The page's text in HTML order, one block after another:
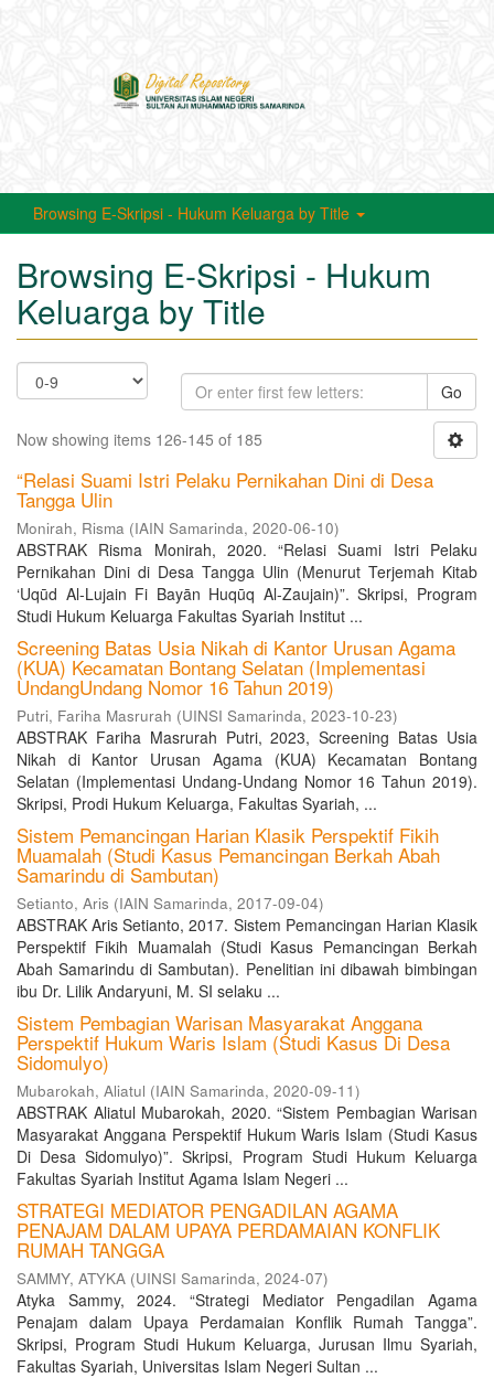
Browsing E-Skripsi - Hukum Keluarga by Title
Browsing E-Skripsi - Hukum
Keluarga by Title
Go
Now showing items 126-145 of 185
“Relasi Suami Istri Pelaku Pernikahan Dini di Desa
Tangga Ulin
Monirah, Risma (IAIN Samarinda, 2020-06-10)
ABSTRAK Risma Monirah, 2020. “Relasi Suami Istri Pelaku
Pernikahan Dini di Desa Tangga Ulin (Menurut Terjemah Kitab
‘Uqūd Al-Lujain Fi Bayān Huqūq Al-Zaujain)”. Skripsi, Program
Studi Hukum Keluarga Fakultas Syariah Institut ...
Screening Batas Usia Nikah di Kantor Urusan Agama
(KUA) Kecamatan Bontang Selatan (Implementasi
UndangUndang Nomor 16 Tahun 2019)
Putri, Fariha Masrurah (UINSI Samarinda, 2023-10-23)
ABSTRAK Fariha Masrurah Putri, 2023, Screening Batas Usia
Nikah di Kantor Urusan Agama (KUA) Kecamatan Bontang
Selatan (Implementasi Undang-Undang Nomor 16 Tahun 2019).
Skripsi, Prodi Hukum Keluarga, Fakultas Syariah, ...
Sistem Pemancingan Harian Klasik Perspektif Fikih
Muamalah (Studi Kasus Pemancingan Berkah Abah
Samarindu di Sambutan)
Setianto, Aris (IAIN Samarinda, 2017-09-04)
ABSTRAK Aris Setianto, 2017. Sistem Pemancingan Harian Klasik
Perspektif Fikih Muamalah (Studi Kasus Pemancingan Berkah
Abah Samarindu di Sambutan). Penelitian ini dibawah bimbingan
ibu Dr. Lilik Andaryuni, M. SI selaku ...
Sistem Pembagian Warisan Masyarakat Anggana
Perspektif Hukum Waris Islam (Studi Kasus Di Desa
Sidomulyo)
Mubarokah, Aliatul (IAIN Samarinda, 2020-09-11)
ABSTRAK Aliatul Mubarokah, 2020. “Sistem Pembagian Warisan
Masyarakat Anggana Perspektif Hukum Waris Islam (Studi Kasus
Di Desa Sidomulyo)”. Skripsi, Program Studi Hukum Keluarga
Fakultas Syariah Institut Agama Islam Negeri ...
STRATEGI MEDIATOR PENGADILAN AGAMA
PENAJAM DALAM UPAYA PERDAMAIAN KONFLIK
RUMAH TANGGA
SAMMY, ATYKA (UINSI Samarinda, 2024-07)
Atyka Sammy, 2024. “Strategi Mediator Pengadilan Agama
Penajam dalam Upaya Perdamaian Konflik Rumah Tangga”.
Skripsi, Program Studi Hukum Keluarga, Jurusan Ilmu Syariah,
Fakultas Syariah, Universitas Islam Negeri Sultan ...